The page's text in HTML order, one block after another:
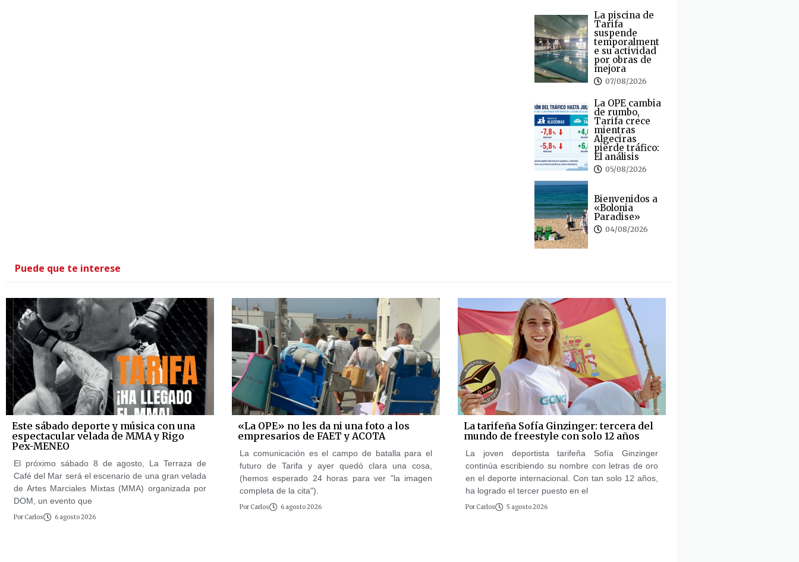
La piscina de
Tarifa
suspende
temporalment
e su actividad
por obras de
mejora
07/08/2026
La OPE cambia
de rumbo,
Tarifa crece
mientras
Algeciras
pierde tráfico:
El análisis
05/08/2026
Bienvenidos a
«Bolonia
Paradise»
04/08/2026
Puede que te interese
Este sábado deporte y música con una
espectacular velada de MMA y Rigo
Pex-MENEO
El próximo sábado 8 de agosto, La Terraza de
Café del Mar será el escenario de una gran velada
de Artes Marciales Mixtas (MMA) organizada por
DOM, un evento que
Por Carlos 6 agosto 2026
«La OPE» no les da ni una foto a los
empresarios de FAET y ACOTA
La comunicación es el campo de batalla para el
futuro de Tarifa y ayer quedó clara una cosa,
(hemos esperado 24 horas para ver "la imagen
completa de la cita").
Por Carlos 6 agosto 2026
La tarifeña Sofía Ginzinger: tercera del
mundo de freestyle con solo 12 años
La joven deportista tarifeña Sofía Ginzinger
continúa escribiendo su nombre con letras de oro
en el deporte internacional. Con tan solo 12 años,
ha logrado el tercer puesto en el
Por Carlos 5 agosto 2026